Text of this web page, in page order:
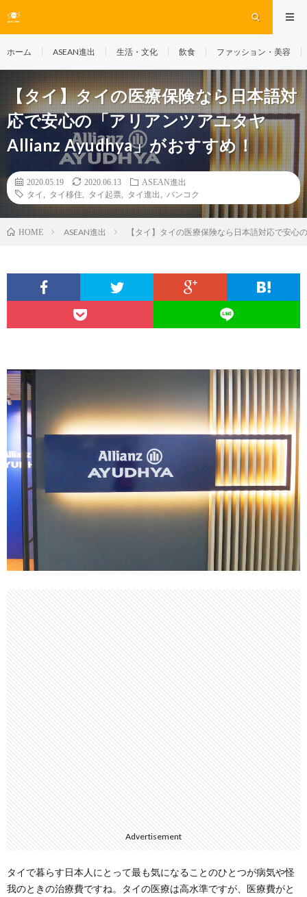
ホーム ASEAN進出 生活・文化 飲食 ファッション・美容
【タイ】タイの医療保険なら日本語対
応で安心の「アリアンツアユタヤ
Allianz Ayudhya」がおすすめ！
2020.05.19 2020.06.13
ASEAN進出
タイ
タイ移住 タイ起票 タイ進出 バンコク
HOME ASEAN進出 【タイ】タイの医療保険なら日本語対応で安
Advertisement
タイで暮らす日本人にとって最も気になることのひとつが病気や怪
我のときの治療費ですね。タイの医療は高水準ですが、医療費がと